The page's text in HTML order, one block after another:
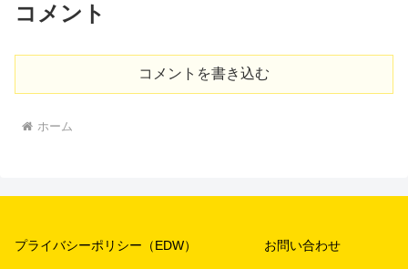
コメント
コメントを書き込む
ホーム
プライバシーポリシー（EDW） お問い合わせ